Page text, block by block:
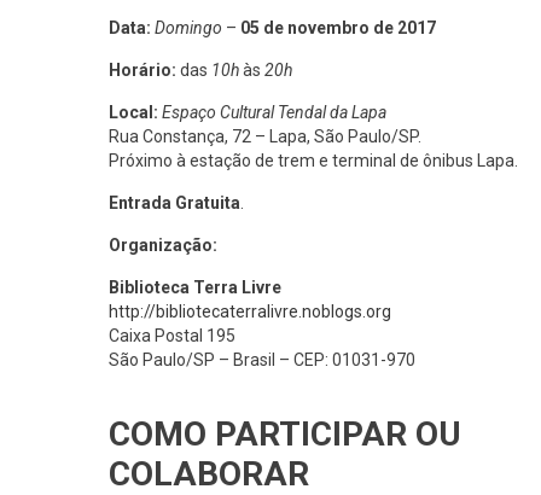
Data: Domingo – 05 de novembro de 2017
Horário: das 10hàs 20h
Local: Espaço Cultural Tendal da Lapa
Rua Constança, 72 – Lapa, São Paulo/SP.
Próximo à estação de trem e terminal de ônibus Lapa.
Entrada Gratuita
Organização:
Biblioteca Terra Livre
http://bibliotecaterralivre.noblogs.org
Caixa Postal 195
São Paulo/SP – Brasil – CEP: 01031-970
COMO PARTICIPAR OU
COLABORAR